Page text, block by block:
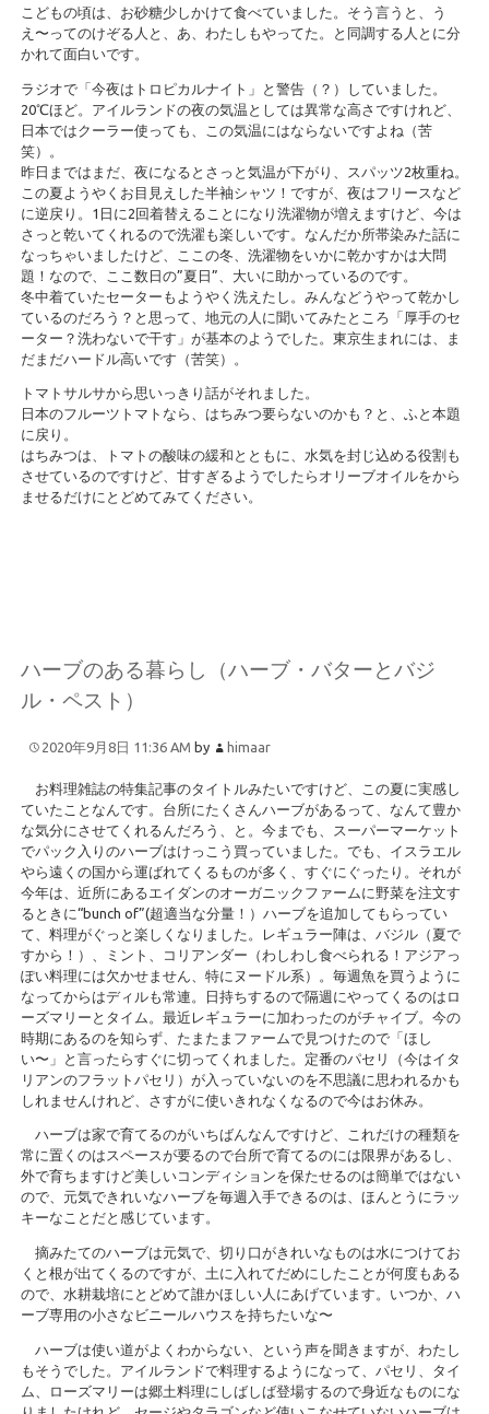
こどもの頃は、お砂糖少しかけて食べていました。そう言うと、う
え〜ってのけぞる人と、あ、わたしもやってた。と同調する人とに分
かれて面白いです。
ラジオで「今夜はトロピカルナイト」と警告（？）していました。
20℃ほど。アイルランドの夜の気温としては異常な高さですけれど、
日本ではクーラー使っても、この気温にはならないですよね（苦
笑）。
昨日まではまだ、夜になるとさっと気温が下がり、スパッツ2枚重ね。
この夏ようやくお目見えした半袖シャツ！ですが、夜はフリースなど
に逆戻り。1日に2回着替えることになり洗濯物が増えますけど、今は
さっと乾いてくれるので洗濯も楽しいです。なんだか所帯染みた話に
なっちゃいましたけど、ここの冬、洗濯物をいかに乾かすかは大問
題！なので、ここ数日の”夏日”、大いに助かっているのです。
冬中着ていたセーターもようやく洗えたし。みんなどうやって乾かし
ているのだろう？と思って、地元の人に聞いてみたところ「厚手のセ
ーター？洗わないで干す」が基本のようでした。東京生まれには、ま
だまだハードル高いです（苦笑）。
トマトサルサから思いっきり話がそれました。
日本のフルーツトマトなら、はちみつ要らないのかも？と、ふと本題
に戻り。
はちみつは、トマトの酸味の緩和とともに、水気を封じ込める役割も
させているのですけど、甘すぎるようでしたらオリーブオイルをから
ませるだけにとどめてみてください。
ハーブのある暮らし（ハーブ・バターとバジ
ル・ペスト）
2020年9月8日 11:36 AM by himaar
お料理雑誌の特集記事のタイトルみたいですけど、この夏に実感し
ていたことなんです。台所にたくさんハーブがあるって、なんて豊か
な気分にさせてくれるんだろう、と。今までも、スーパーマーケット
でパック入りのハーブはけっこう買っていました。でも、イスラエル
やら遠くの国から運ばれてくるものが多く、すぐにぐったり。それが
今年は、近所にあるエイダンのオーガニックファームに野菜を注文す
るときに“bunch of”(超適当な分量！）ハーブを追加してもらってい
て、料理がぐっと楽しくなりました。レギュラー陣は、バジル（夏で
すから！）、ミント、コリアンダー（わしわし食べられる！アジアっ
ぽい料理には欠かせません、特にヌードル系）。毎週魚を買うように
なってからはディルも常連。日持ちするので隔週にやってくるのはロ
ーズマリーとタイム。最近レギュラーに加わったのがチャイブ。今の
時期にあるのを知らず、たまたまファームで見つけたので「ほし
い〜」と言ったらすぐに切ってくれました。定番のパセリ（今はイタ
リアンのフラットパセリ）が入っていないのを不思議に思われるかも
しれませんけれど、さすがに使いきれなくなるので今はお休み。
ハーブは家で育てるのがいちばんなんですけど、これだけの種類を
常に置くのはスペースが要るので台所で育てるのには限界があるし、
外で育ちますけど美しいコンディションを保たせるのは簡単ではない
ので、元気できれいなハーブを毎週入手できるのは、ほんとうにラッ
キーなことだと感じています。
摘みたてのハーブは元気で、切り口がきれいなものは水につけてお
くと根が出てくるのですが、土に入れてだめにしたことが何度もある
ので、水耕栽培にとどめて誰かほしい人にあげています。いつか、ハ
ーブ専用の小さなビニールハウスを持ちたいな〜
ハーブは使い道がよくわからない、という声を聞きますが、わたし
もそうでした。アイルランドで料理するようになって、パセリ、タイ
ム、ローズマリーは郷土料理にしばしば登場するので身近なものにな